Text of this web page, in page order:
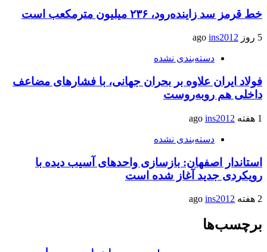
خط قرمز سد زاینده‌رود، ۲۳۶ میلیون مترمکعب است
5 روز ago ins2012
دسته‌بندی نشده
فولاد ایران علاوه بر بحران جهانی، با فشارهای مضاعف
داخلی هم روبه‌روست
1 هفته ago ins2012
دسته‌بندی نشده
استاندار اصفهان: بازسازی واحدهای آسیب دیده با
رویکردی جدید آغاز شده است
2 هفته ago ins2012
برچسب‌ها